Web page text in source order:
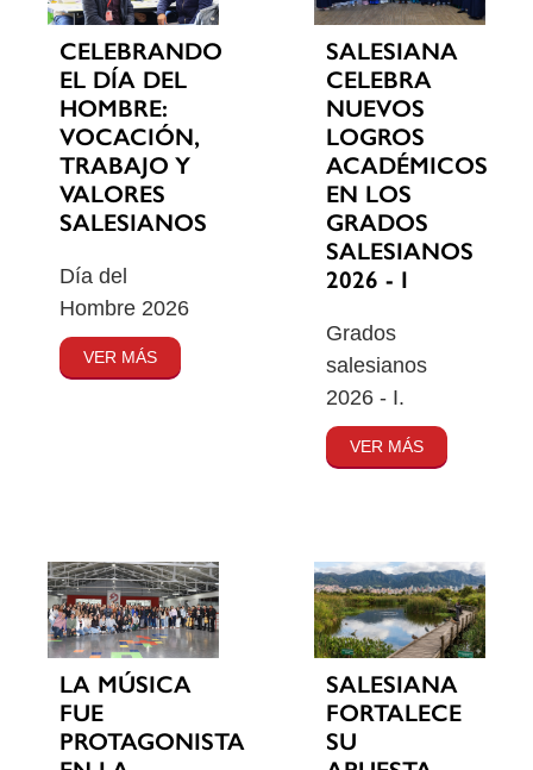
CELEBRANDO
EL DÍA DEL
HOMBRE:
VOCACIÓN,
TRABAJO Y
VALORES
SALESIANOS
Día del
Hombre 2026
VER MÁS
SALESIANA
CELEBRA
NUEVOS
LOGROS
ACADÉMICOS
EN LOS
GRADOS
SALESIANOS
2026 - I
Grados
salesianos
2026 - I.
VER MÁS
LA MÚSICA
FUE
PROTAGONISTA
SALESIANA
FORTALECE
SU